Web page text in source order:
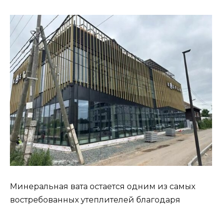
Минеральная вата остается одним из самых
востребованных утеплителей благодаря